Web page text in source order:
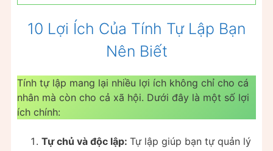
10 Lợi Ích Của Tính Tự Lập Bạn
Nên Biết
Tính tự lập mang lại nhiều lợi ích không chỉ cho cá
nhân mà còn cho cả xã hội. Dưới đây là một số lợi
ích chính:
Tự chủ và độc lập: Tự lập giúp bạn tự quản lý